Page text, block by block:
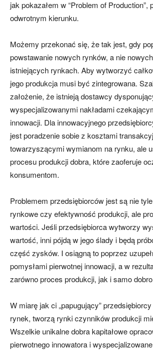
jak pokazałem w “Problem of
odwrotnym kierunku.
Możemy przekonać się, że tak jest, gdy
powstawanie nowych rynków, a nie
istniejących rynkach. Aby wytworzyć
jego produkcja musi być zintegrowana.
założenie, że istnieją dostawcy
wyspecjalizowanymi nakładami
innowacji. Dla innowacyjnego
jest poradzenie sobie z kosztami
towarzyszącymi wymianom na rynku, ale
procesu produkcji dobra, które zaoferuje
konsumentom.
Problemem przedsiębiorców jest są nie
rynkowe czy efektywność produkcji, ale
wartości. Jeśli przedsiębiorca wytworzy
wartość, inni pójdą w jego ślady i będą
część zysków. I osiągną to poprzez
pomysłami pierwotnej innowacji, a w
zarówno proces produkcji, jak i samo
W miarę jak ci „papugujący”
rynek, tworzą rynki czynników produkcji
Wszelkie unikalne dobra kapitałowe
pierwotnego innowatora i